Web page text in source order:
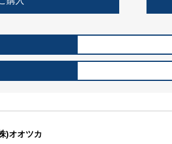
)オオツカ